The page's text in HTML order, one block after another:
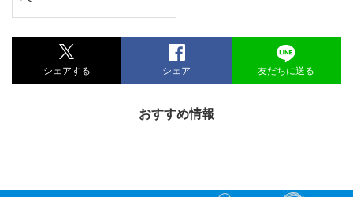
シェアする シェア 友だちに送る
おすすめ情報